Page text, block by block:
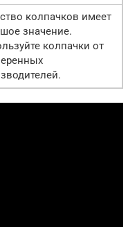
колпачков имеет
значение.
колпачки от